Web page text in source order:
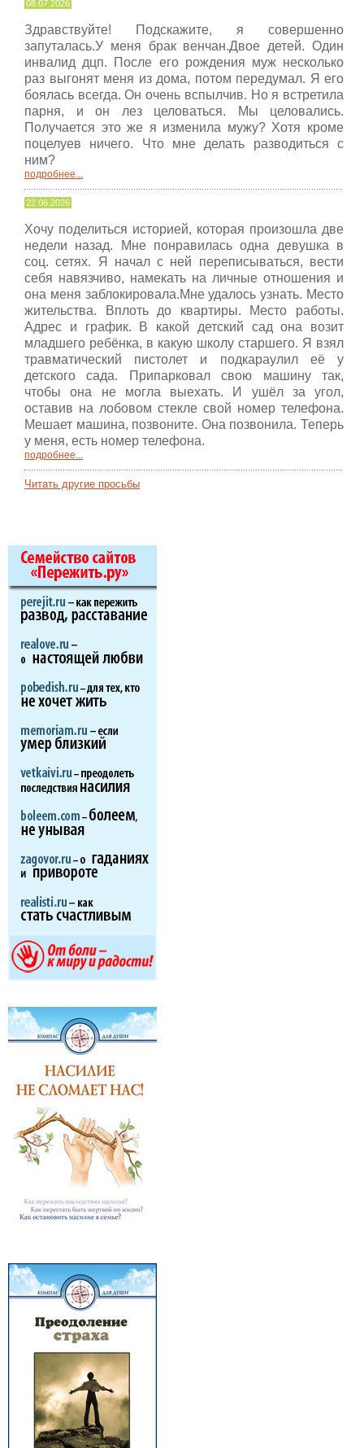
08.07.2026
Здравствуйте! Подскажите, я совершенно
запуталась.У меня брак венчан.Двое детей. Один
инвалид дцп. После его рождения муж несколько
раз выгонят меня из дома, потом передумал. Я его
боялась всегда. Он очень вспылчив. Но я встретила
парня, и он лез целоваться. Мы целовались.
Получается это же я изменила мужу? Хотя кроме
поцелуев ничего. Что мне делать разводиться с
ним?
подробнее...
22.06.2026
Хочу поделиться историей, которая произошла две
недели назад. Мне понравилась одна девушка в
соц. сетях. Я начал с ней переписываться, вести
себя навязчиво, намекать на личные отношения и
она меня заблокировала.Мне удалось узнать. Место
жительства. Вплоть до квартиры. Место работы.
Адрес и график. В какой детский сад она возит
младшего ребёнка, в какую школу старшего. Я взял
травматический пистолет и подкараулил её у
детского сада. Припарковал свою машину так,
чтобы она не могла выехать. И ушёл за угол,
оставив на лобовом стекле свой номер телефона.
Мешает машина, позвоните. Она позвонила. Теперь
у меня, есть номер телефона.
подробнее...
Читать другие просьбы